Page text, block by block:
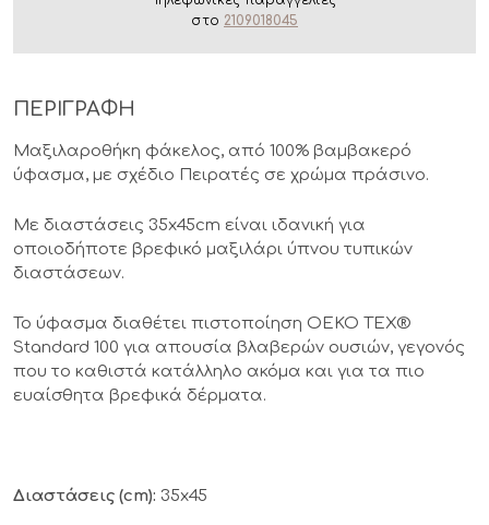
στο 2109018045
ΠΕΡΙΓΡΑΦΗ
Μαξιλαροθήκη φάκελος, από 100% βαμβακερό
ύφασμα, με σχέδιο Πειρατές σε χρώμα πράσινο.
Με διαστάσεις 35x45cm είναι ιδανική για
οποιοδήποτε βρεφικό μαξιλάρι ύπνου τυπικών
διαστάσεων.
Το ύφασμα διαθέτει πιστοποίηση OEKO TEX®
Standard 100 για απουσία βλαβερών ουσιών, γεγονός
που το καθιστά κατάλληλο ακόμα και για τα πιο
ευαίσθητα βρεφικά δέρματα.
Διαστάσεις (cm): 35x45